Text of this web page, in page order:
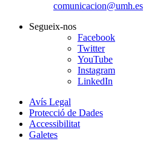
comunicacion@umh.es
Segueix-nos
Facebook
Twitter
YouTube
Instagram
LinkedIn
Avís Legal
Protecció de Dades
Accessibilitat
Galetes